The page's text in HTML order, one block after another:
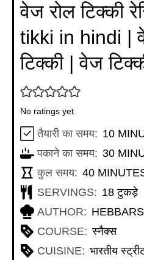
वेज रोल टिक्की
tikki in hindi |
टिक्की | वेज
No ratings yet
तैयारी का समय: 10
पकाने का समय: 30
कुल समय: 40MINUTES
SERVINGS: 18 टुकड़े
AUTHOR:
COURSE: स्नैक्स
CUISINE: भारतीय